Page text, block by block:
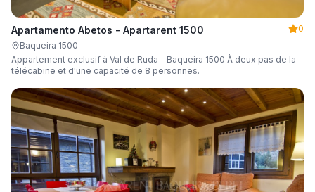
Apartamento Abetos - Apartarent 1500
0
Baqueira 1500
Appartement exclusif à Val de Ruda – Baqueira 1500 À deux pas de la
télécabine et d'une capacité de 8 personnes.